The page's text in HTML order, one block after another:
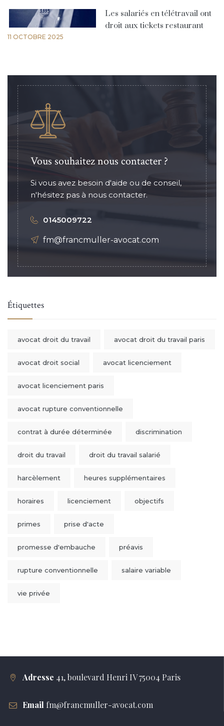
Les salariés en télétravail ont
droit aux tickets restaurant
11 OCTOBRE 2025
Vous souhaitez nous contacter ?
Si vous avez besoin d'aide ou de conseil,
n'hésitez pas à nous contacter.
0145009722
fm@francmuller-avocat.com
Étiquettes
avocat droit du travail avocat droit du travail paris
avocat droit social avocat licenciement
avocat licenciement paris
avocat rupture conventionnelle
contrat à durée déterminée discrimination
droit du travail droit du travail salarié
harcèlement heures supplémentaires
horaires licenciement objectifs
primes prise d'acte
promesse d'embauche préavis
rupture conventionnelle salaire variable
vie privée
Adresse 41, boulevard Henri IV 75004 Paris
Email fm@francmuller-avocat.com